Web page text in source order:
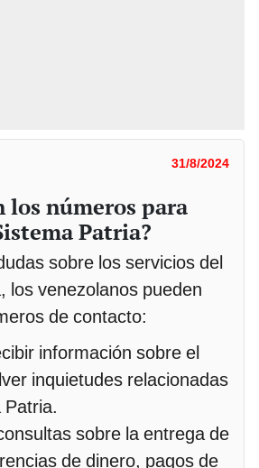
31/8/2024
los números para
Patria?
sobre los servicios del
los venezolanos pueden
de contacto:
información sobre el
inquietudes relacionadas
Patria.
sobre la entrega de
de dinero, pagos de